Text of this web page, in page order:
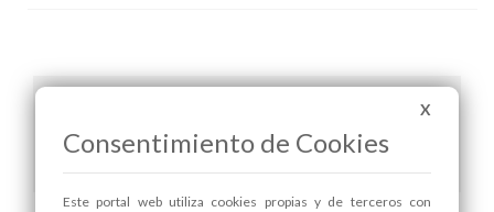
concurso de fotografia.pdf
X
Consentimiento de Cookies
Este portal web utiliza cookies propias y de terceros con